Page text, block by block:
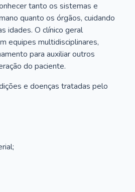
tanto os sistemas e
quanto os órgãos, cuidando
idades. O clínico geral
equipes multidisciplinares,
para auxiliar outros
do paciente.
e doenças tratadas pelo